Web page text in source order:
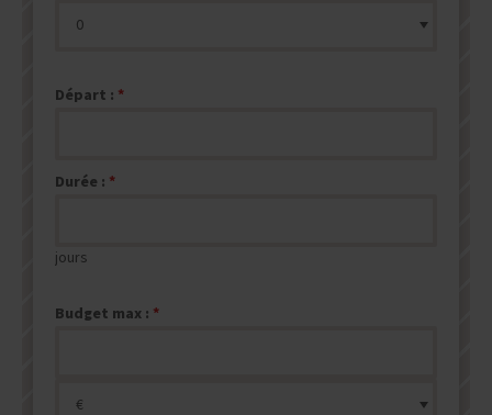
Départ :
Durée :
jours
Budget max :